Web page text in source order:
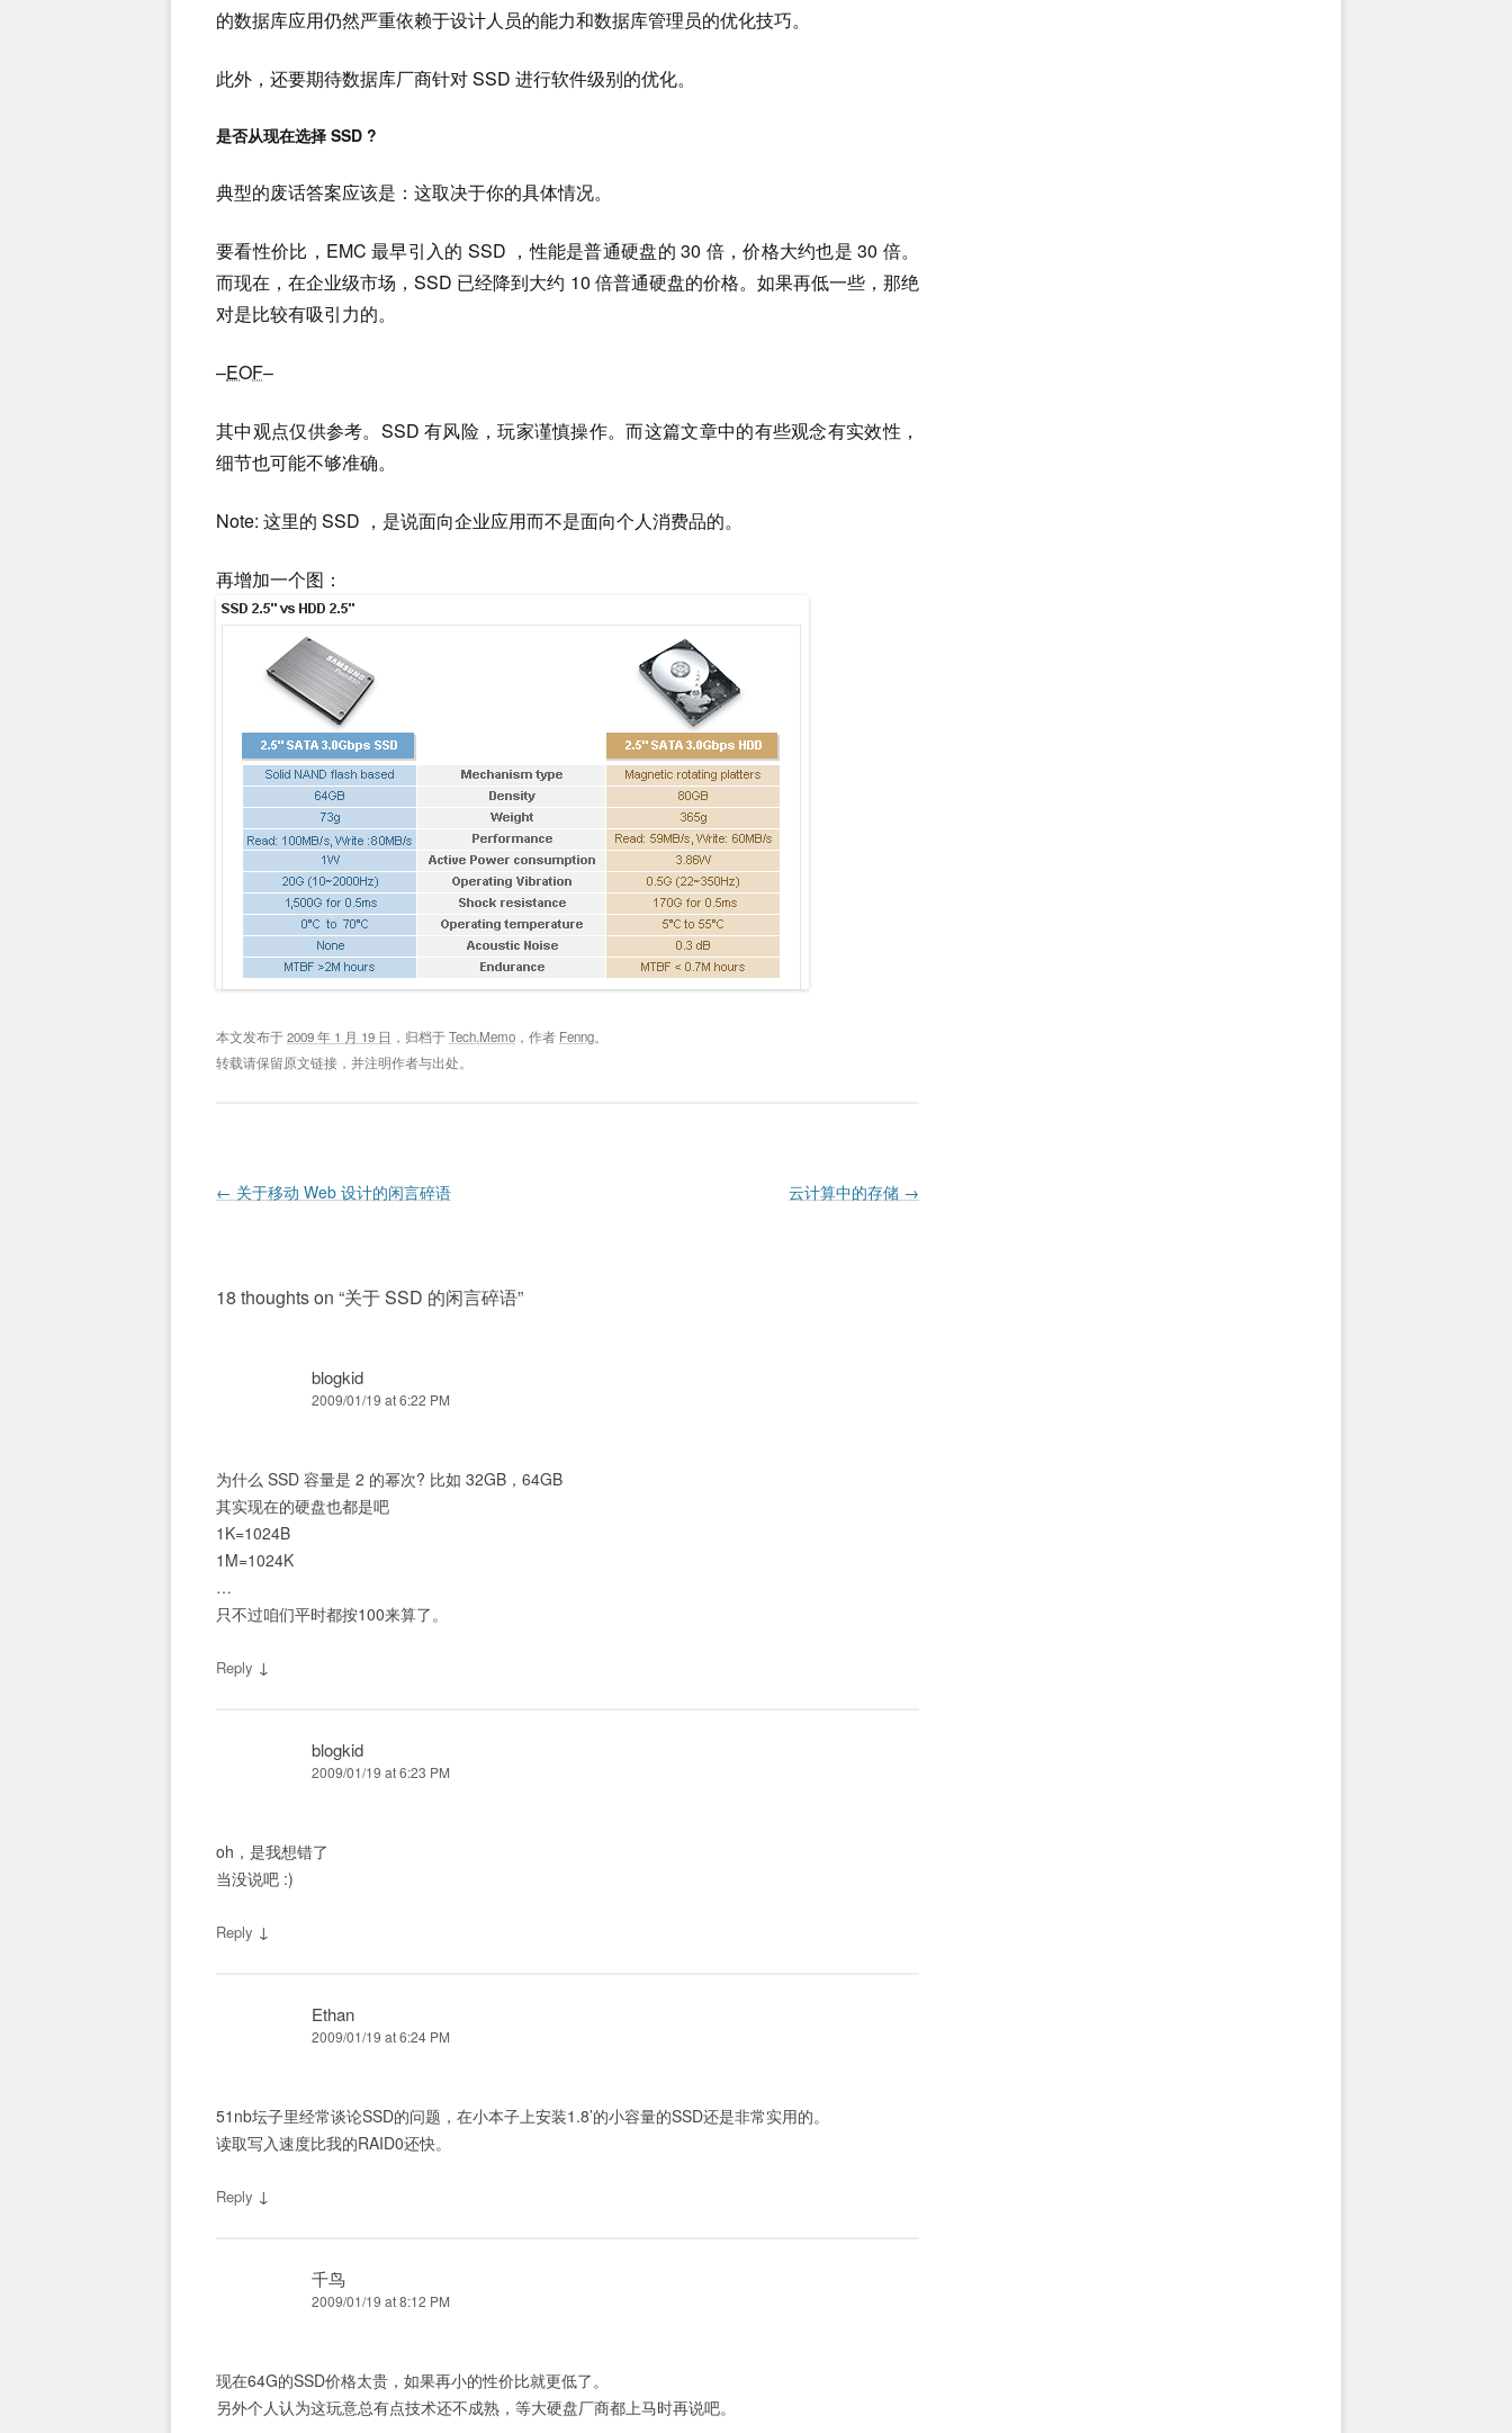
的数据库应用仍然严重依赖于设计人员的能力和数据库管理员的优化技巧。
此外，还要期待数据库厂商针对 SSD 进行软件级别的优化。
是否从现在选择 SSD ?
典型的废话答案应该是：这取决于你的具体情况。
要看性价比，EMC 最早引入的 SSD ，性能是普通硬盘的 30 倍，价格大约也是 30 倍。
而现在，在企业级市场，SSD 已经降到大约 10 倍普通硬盘的价格。如果再低一些，那绝
对是比较有吸引力的。
–EOF–
其中观点仅供参考。SSD 有风险，玩家谨慎操作。而这篇文章中的有些观念有实效性，
细节也可能不够准确。
Note: 这里的 SSD ，是说面向企业应用而不是面向个人消费品的。
再增加一个图：
本文发布于2009 年 1 月 19 日 ，归档于Tech.Memo ，作者 Fenng。
转载请保留原文链接，并注明作者与出处。
Post navigation
← 关于移动 Web 设计的闲言碎语 云计算中的存储 →
18 thoughts on “关于 SSD 的闲言碎语”
blogkid
2009/01/19 at 6:22 PM
为什么 SSD 容量是 2 的幂次? 比如 32GB，64GB
其实现在的硬盘也都是吧
1K=1024B
1M=1024K
…
只不过咱们平时都按100来算了。
Reply ↓
blogkid
2009/01/19 at 6:23 PM
oh，是我想错了
当没说吧 :)
Reply ↓
Ethan
2009/01/19 at 6:24 PM
51nb坛子里经常谈论SSD的问题，在小本子上安装1.8’的小容量的SSD还是非常实用的。
读取写入速度比我的RAID0还快。
Reply ↓
千鸟
2009/01/19 at 8:12 PM
现在64G的SSD价格太贵，如果再小的性价比就更低了。
另外个人认为这玩意总有点技术还不成熟，等大硬盘厂商都上马时再说吧。